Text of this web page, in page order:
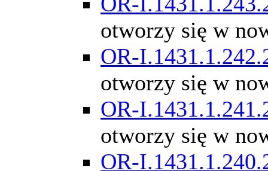
otworzy się w
OR-
otworzy się w
OR-
otworzy się w
OR-